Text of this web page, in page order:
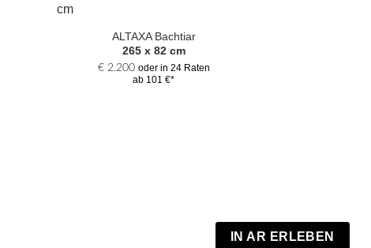
IN AR ERLEBEN
ALTAXA Bachtiar
265 x 82 cm
€2.200 oder in 24 Raten
ab 101 €*
€790 oder